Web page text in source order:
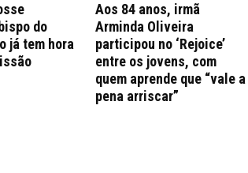
do
já tem hora
Aos 84 anos, irmã
Arminda Oliveira
participou no ‘Rejoice’
entre os jovens, com
quem aprende que “vale a
pena arriscar”